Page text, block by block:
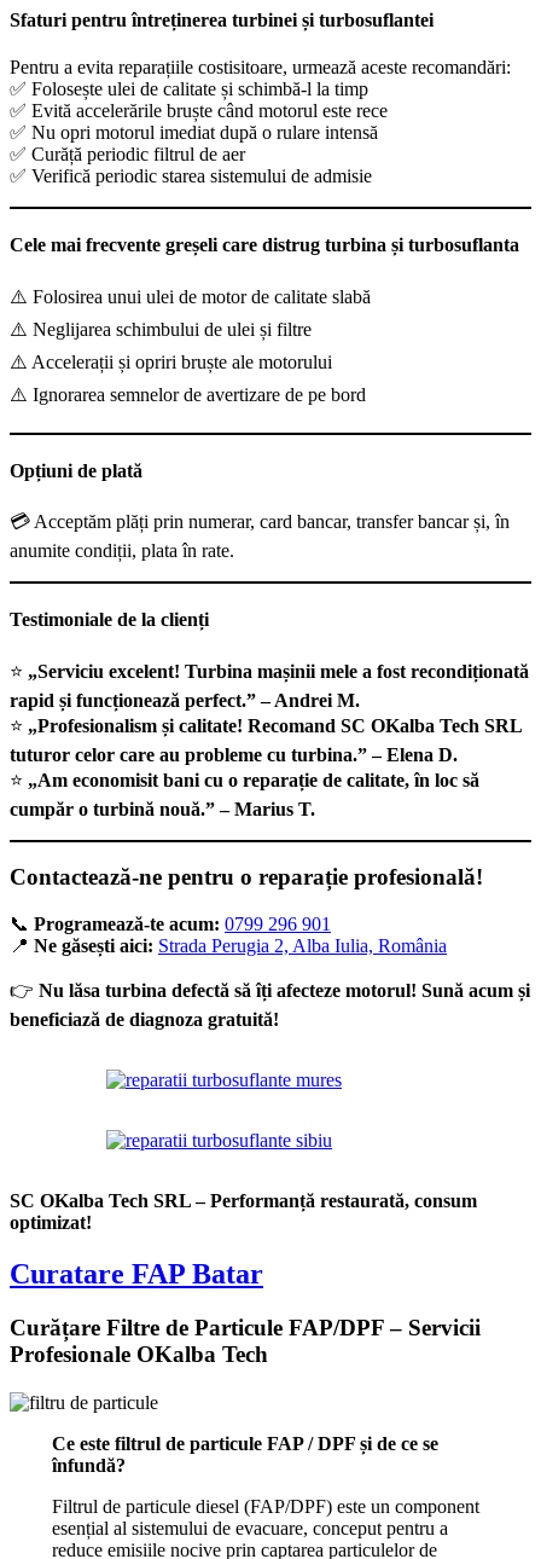
Sfaturi pentru întreținerea turbinei și turbosuflantei
Pentru a evita reparațiile costisitoare, urmează aceste recomandări:
✅ Folosește ulei de calitate și schimbă-l la timp
✅ Evită accelerările bruște când motorul este rece
✅ Nu opri motorul imediat după o rulare intensă
✅ Curăță periodic filtrul de aer
✅ Verifică periodic starea sistemului de admisie
Cele mai frecvente greșeli care distrug turbina și turbosuflanta
⚠️ Folosirea unui ulei de motor de calitate slabă
⚠️ Neglijarea schimbului de ulei și filtre
⚠️ Accelerații și opriri bruște ale motorului
⚠️ Ignorarea semnelor de avertizare de pe bord
Opțiuni de plată
💳 Acceptăm plăți prin numerar, card bancar, transfer bancar și, în
anumite condiții, plata în rate.
Testimoniale de la clienți
⭐ „Serviciu excelent! Turbina mașinii mele a fost recondiționată
rapid și funcționează perfect.” – Andrei M.
⭐ „Profesionalism și calitate! Recomand SC OKalba Tech SRL
tuturor celor care au probleme cu turbina.” – Elena D.
⭐ „Am economisit bani cu o reparație de calitate, în loc să
cumpăr o turbină nouă.” – Marius T.
Contactează-ne pentru o reparație profesională!
📞 Programează-te acum: 0799 296 901
📍 Ne găsești aici: Strada Perugia 2, Alba Iulia, România
👉 Nu lăsa turbina defectă să îți afecteze motorul! Sună acum și
beneficiază de diagnoza gratuită!
SC OKalba Tech SRL – Performanță restaurată, consum
optimizat!
Curatare FAP Batar
Curățare Filtre de Particule FAP/DPF – Servicii
Profesionale OKalba Tech
Ce este filtrul de particule FAP / DPF și de ce se
înfundă?
Filtrul de particule diesel (FAP/DPF) este un component
esențial al sistemului de evacuare, conceput pentru a
reduce emisiile nocive prin captarea particulelor de